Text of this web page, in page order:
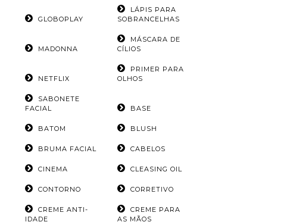
GLOBOPLAY
LÁPIS PARA
SOBRANCELHAS
MADONNA
MÁSCARA DE
CÍLIOS
NETFLIX
PRIMER PARA
OLHOS
SABONETE
FACIAL
BASE
BATOM BLUSH
BRUMA FACIAL CABELOS
CINEMA CLEASING OIL
CONTORNO CORRETIVO
CREME ANTI-
IDADE
CREME PARA
AS MÃOS